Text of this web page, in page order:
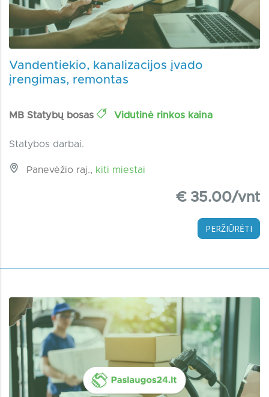
Vandentiekio, kanalizacijos įvado
įrengimas, remontas
MB Statybų bosas Vidutinė rinkos kaina
Statybos darbai.
Panevėžio raj., kiti miestai
€ 35.00/vnt
PERŽIŪRĖTI